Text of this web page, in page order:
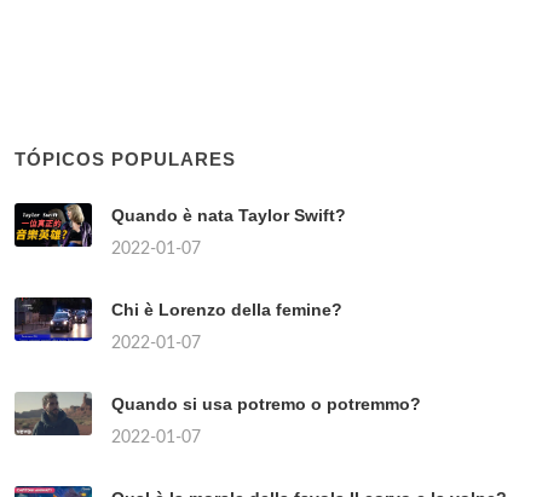
TÓPICOS POPULARES
Quando è nata Taylor Swift?
2022-01-07
Chi è Lorenzo della femine?
2022-01-07
Quando si usa potremo o potremmo?
2022-01-07